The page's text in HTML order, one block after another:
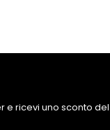
e ricevi uno sconto